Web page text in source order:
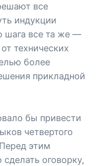
все
индукции
шага все та же —
технических
более
прикладной
бы привести
четвертого
этим
оговорку,